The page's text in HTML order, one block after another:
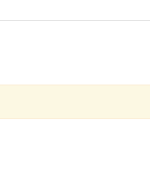
ヒノキ「大山かおる